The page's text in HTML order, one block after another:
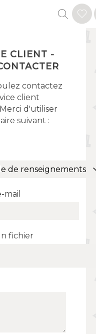
CLIENT -
contactez
client
d'utiliser
suivant :
mail
fichier